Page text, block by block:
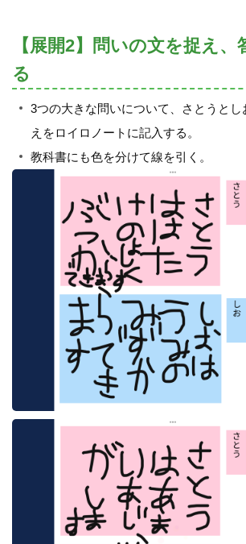
【展開2】問いの文を捉え
る
3つの大きな問いについて、さとうと
えをロイロノートに記入する。
教科書にも色を分けて線を引く。